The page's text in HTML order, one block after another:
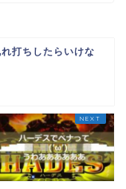
打ちしたらいけな